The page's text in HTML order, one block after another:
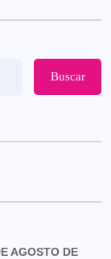
Buscar
AGOSTO DE